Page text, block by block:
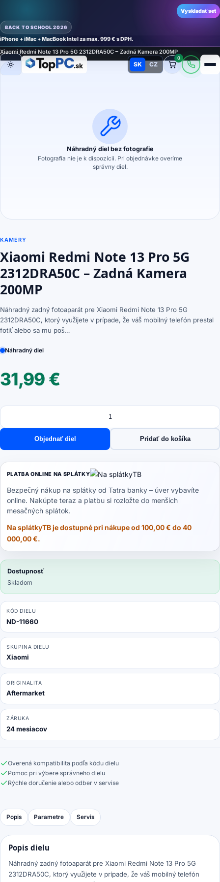
BACK TO SCHOOL 2026
iPhone + iMac + MacBook Intel za max. 999 € s DPH.
Vyskladať set
Režim
SK CZ
0
Xiaomi Redmi Note 13 Pro 5G 2312DRA50C – Zadná Kamera 200MP
Náhradný diel bez fotografie
Fotografia nie je k dispozícii. Pri objednávke overíme
správny diel.
KAMERY
Xiaomi Redmi Note 13 Pro 5G
2312DRA50C – Zadná Kamera
200MP
Náhradný zadný fotoaparát pre Xiaomi Redmi Note 13 Pro 5G
2312DRA50C, ktorý využijete v prípade, že váš mobilný telefón prestal
fotiť alebo sa mu poš…
Náhradný diel
31,99 €
Množstvo
množstvo
Xiaomi
Redmi
Note
Pro
5G
2312DRA50C
Zadná
Kamera
200MP
Objednať diel Pridať do košíka
PLATBA ONLINE NA SPLÁTKY
Bezpečný nákup na splátky od Tatra banky – úver vybavíte
online. Nakúpte teraz a platbu si rozložte do menších
mesačných splátok.
Na splátkyTB je dostupné pri nákupe od 100,00 € do 40
000,00 €.
Dostupnosť
Skladom
KÓD DIELU
ND-11660
SKUPINA DIELU
Xiaomi
ORIGINALITA
Aftermarket
ZÁRUKA
24 mesiacov
Overená kompatibilita podľa kódu dielu
Pomoc pri výbere správneho dielu
Rýchle doručenie alebo odber v servise
Popis Parametre Servis
Popis dielu
Náhradný zadný fotoaparát pre Xiaomi Redmi Note 13 Pro 5G
2312DRA50C, ktorý využijete v prípade, že váš mobilný telefón